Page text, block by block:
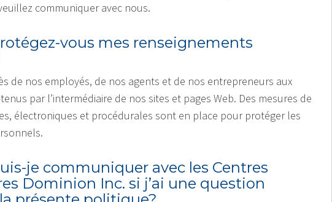
communiquer avec nous.
vous mes renseignements
de nos employés, de nos agents et de nos entrepreneurs aux
par l’intermédiaire de nos sites et pages Web. Des mesures de
électroniques et procédurales sont en place pour protéger les
je communiquer avec les Centres
Dominion Inc. si j’ai une question